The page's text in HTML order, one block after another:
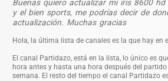
Buenas quiero actualizar mi iris 8600
y el bien sports, me podrías decir de
actualización. Muchas gracias
Hola, la última lista de canales es la que hay en
El canal Partidazo, está en la lista, lo único es
hora antes y hasta una hora después del
semana. El resto del tiempo el canal Partidazo